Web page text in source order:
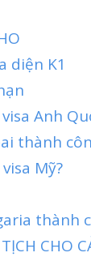
diện K1
Anh
thành
Mỹ?
thành
CHO